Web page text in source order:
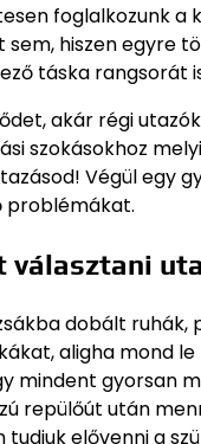
foglalkozunk
hiszen egyre
táska rangsorát
akár régi
szokásokhoz
Végül egy
problémákat.
választani
dobált
aligha mond
mindent gyorsan
repülőút után
elővenni a